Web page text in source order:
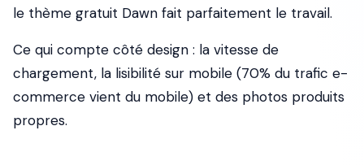
le thème gratuit Dawn fait parfaitement le travail.
Ce qui compte côté design : la vitesse de
chargement, la lisibilité sur mobile (70% du trafic e-
commerce vient du mobile) et des photos produits
propres.